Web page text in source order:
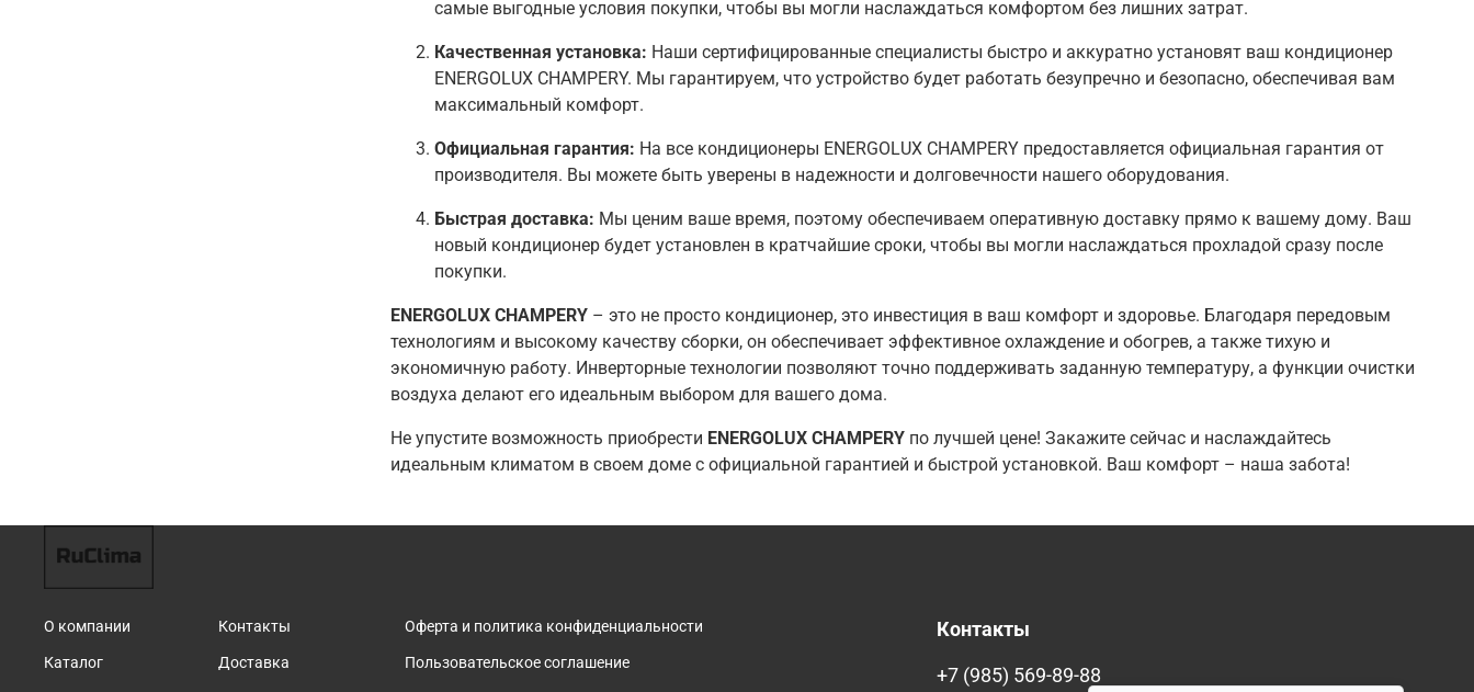
самые выгодные условия покупки, чтобы вы могли наслаждаться комфортом без лишних затрат.
Качественная установка: Наши сертифицированные специалисты быстро и аккуратно установят ваш кондиционер
ENERGOLUX CHAMPERY. Мы гарантируем, что устройство будет работать безупречно и безопасно, обеспечивая вам
максимальный комфорт.
Официальная гарантия: На все кондиционеры ENERGOLUX CHAMPERY предоставляется официальная гарантия от
производителя. Вы можете быть уверены в надежности и долговечности нашего оборудования.
Быстрая доставка: Мы ценим ваше время, поэтому обеспечиваем оперативную доставку прямо к вашему дому. Ваш
новый кондиционер будет установлен в кратчайшие сроки, чтобы вы могли наслаждаться прохладой сразу после
покупки.
ENERGOLUX CHAMPERY– это не просто кондиционер, это инвестиция в ваш комфорт и здоровье. Благодаря передовым
технологиям и высокому качеству сборки, он обеспечивает эффективное охлаждение и обогрев, а также тихую и
экономичную работу. Инверторные технологии позволяют точно поддерживать заданную температуру, а функции очистки
воздуха делают его идеальным выбором для вашего дома.
Не упустите возможность приобрести ENERGOLUX CHAMPERYпо лучшей цене! Закажите сейчас и наслаждайтесь
идеальным климатом в своем доме с официальной гарантией и быстрой установкой. Ваш комфорт – наша забота!
О компании
Каталог
Контакты
Доставка
Оферта и политика конфиденциальности
Пользовательское соглашение
Контакты
+7 (985) 569-89-88